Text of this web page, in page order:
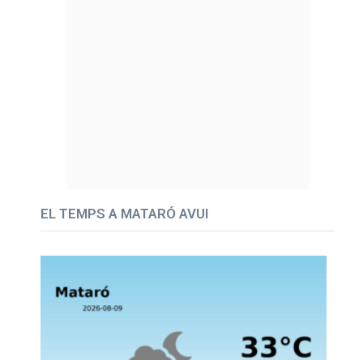
EL TEMPS A MATARÓ AVUI